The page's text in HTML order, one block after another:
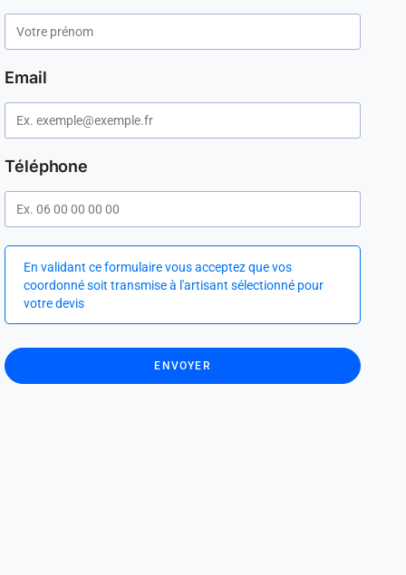
Email
Téléphone
En validant ce formulaire vous acceptez que vos
coordonné soit transmise à l'artisant sélectionné pour
votre devis
ENVOYER